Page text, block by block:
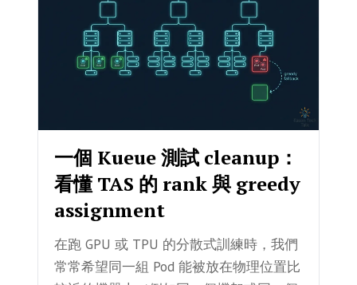
一個 Kueue 測試 cleanup：
看懂 TAS 的 rank 與 greedy
assignment
在跑 GPU 或 TPU 的分散式訓練時，我們
常常希望同一組 Pod 能被放在物理位置比